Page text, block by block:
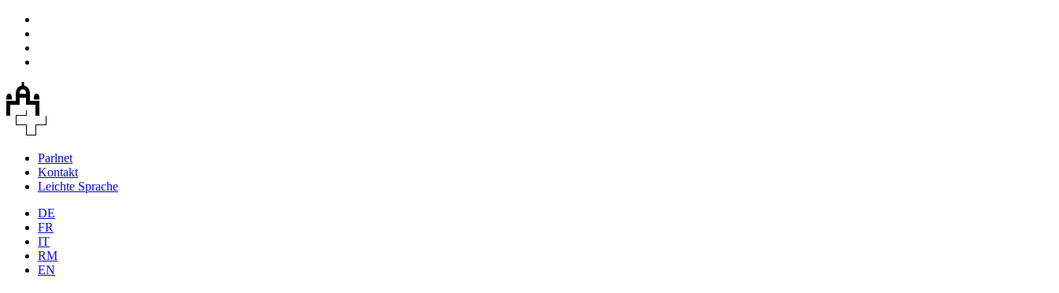
Parlnet
Kontakt
Leichte Sprache
DE
FR
IT
RM
EN